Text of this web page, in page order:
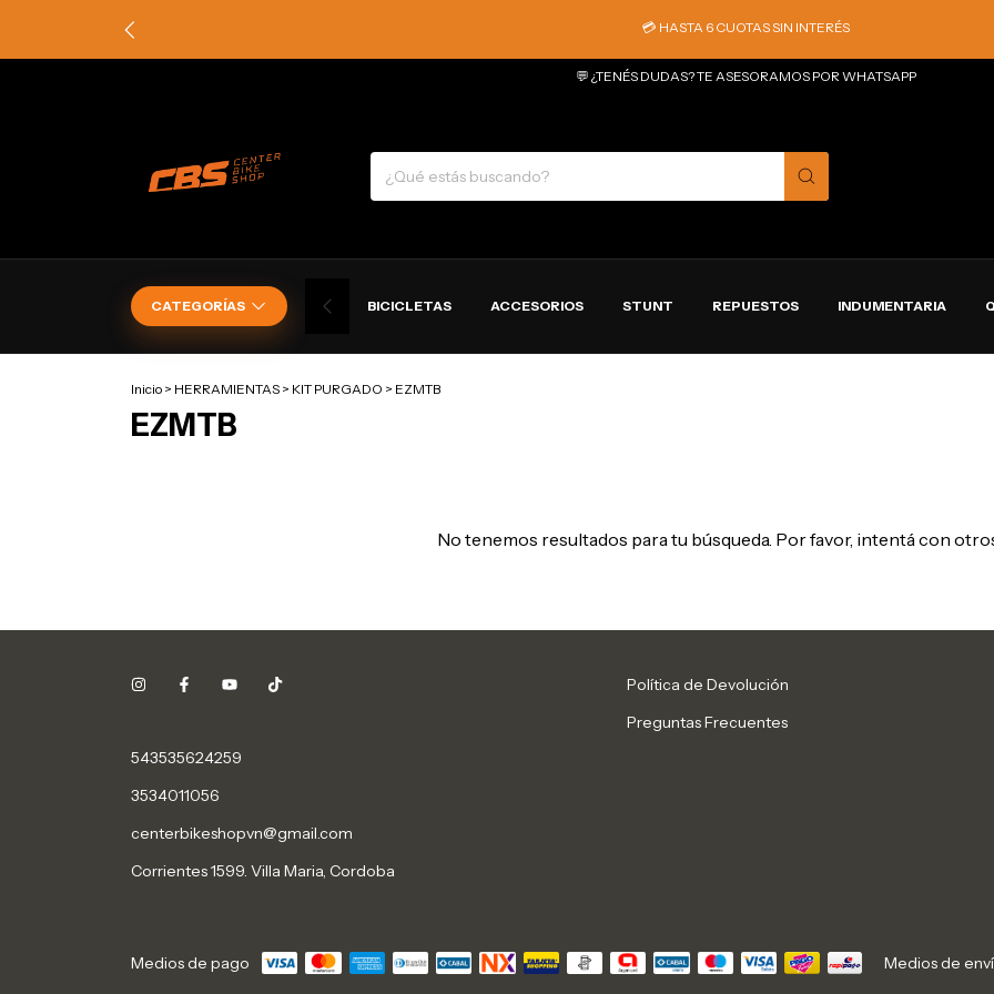
💳 HASTA 6 CUOTAS SIN INTERÉS
💬 ¿TENÉS DUDAS? TE ASESORAMOS POR WHATSAPP
CATEGORÍAS BICICLETAS ACCESORIOS STUNT REPUESTOS INDUMENTARIA
Inicio > HERRAMIENTAS > KIT PURGADO > EZMTB
EZMTB
No tenemos resultados para tu búsqueda. Por favor, intentá con
543535624259
3534011056
centerbikeshopvn@gmail.com
Corrientes 1599. Villa Maria, Cordoba
Política de Devolución
Preguntas Frecuentes
Medios de pago Medios de